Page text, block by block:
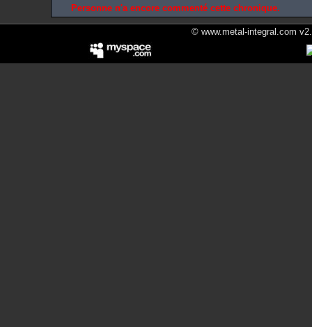
Personne n'a encore commenté cette chronique.
© www.metal-integral.com